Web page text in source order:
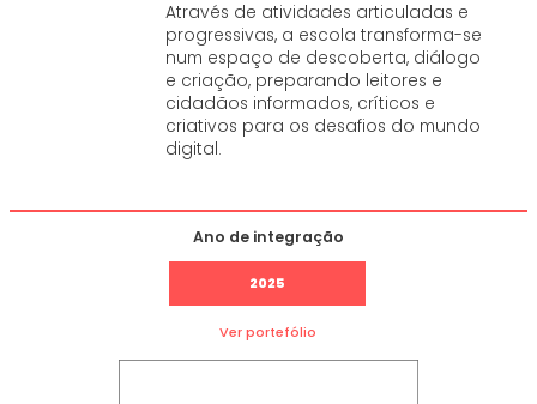
Através de atividades articuladas e
progressivas, a escola transforma-se
num espaço de descoberta, diálogo
e criação, preparando leitores e
cidadãos informados, críticos e
criativos para os desafios do mundo
digital.
Ano de integração
2025
Ver portefólio